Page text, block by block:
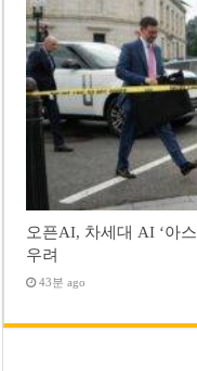
오픈AI, 차세대 AI ‘아
우려
43분 ago